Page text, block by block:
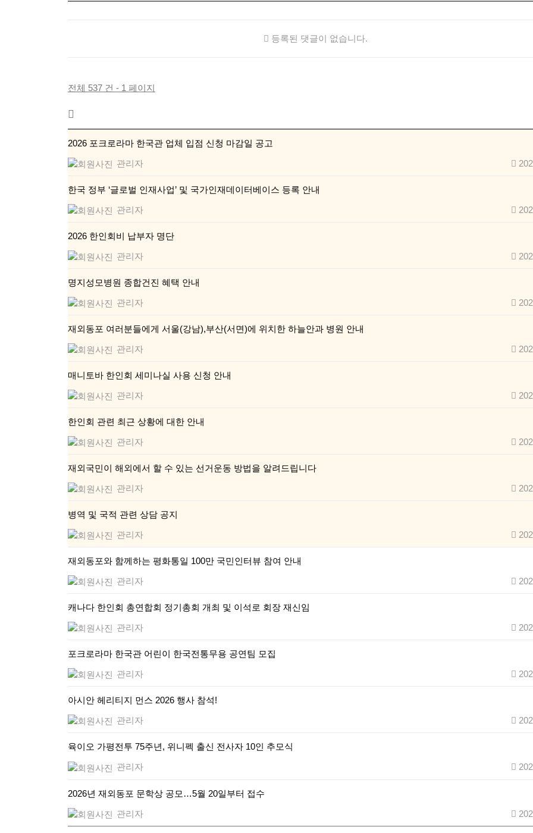
등록된 댓글이 없습니다.
전체 537 건 - 1 페이지
2026 포크로라마 한국관 업체 입점 신청 마감일 공고
관리자
한국 정부 ‘글로벌 인재사업’ 및 국가인재데이터베이스 등록 안내
관리자
2026 한인회비 납부자 명단
관리자
명지성모병원 종합건진 혜택 안내
관리자
재외동포 여러분들에게 서울(강남),부산(서면)에 위치한 하늘안과 병원 안내
관리자
매니토바 한인회 세미나실 사용 신청 안내
관리자
한인회 관련 최근 상황에 대한 안내
관리자
재외국민이 해외에서 할 수 있는 선거운동 방법을 알려드립니다
관리자
병역 및 국적 관련 상담 공지
관리자
재외동포와 함께하는 평화통일 100만 국민인터뷰 참여 안내
관리자
캐나다 한인회 총연합회 정기총회 개최 및 이석로 회장 재신임
관리자
포크로라마 한국관 어린이 한국전통무용 공연팀 모집
관리자
아시안 헤리티지 먼스 2026 행사 참석!
관리자
육이오 가평전투 75주년, 위니펙 출신 전사자 10인 추모식
관리자
2026년 재외동포 문학상 공모…5월 20일부터 접수
관리자